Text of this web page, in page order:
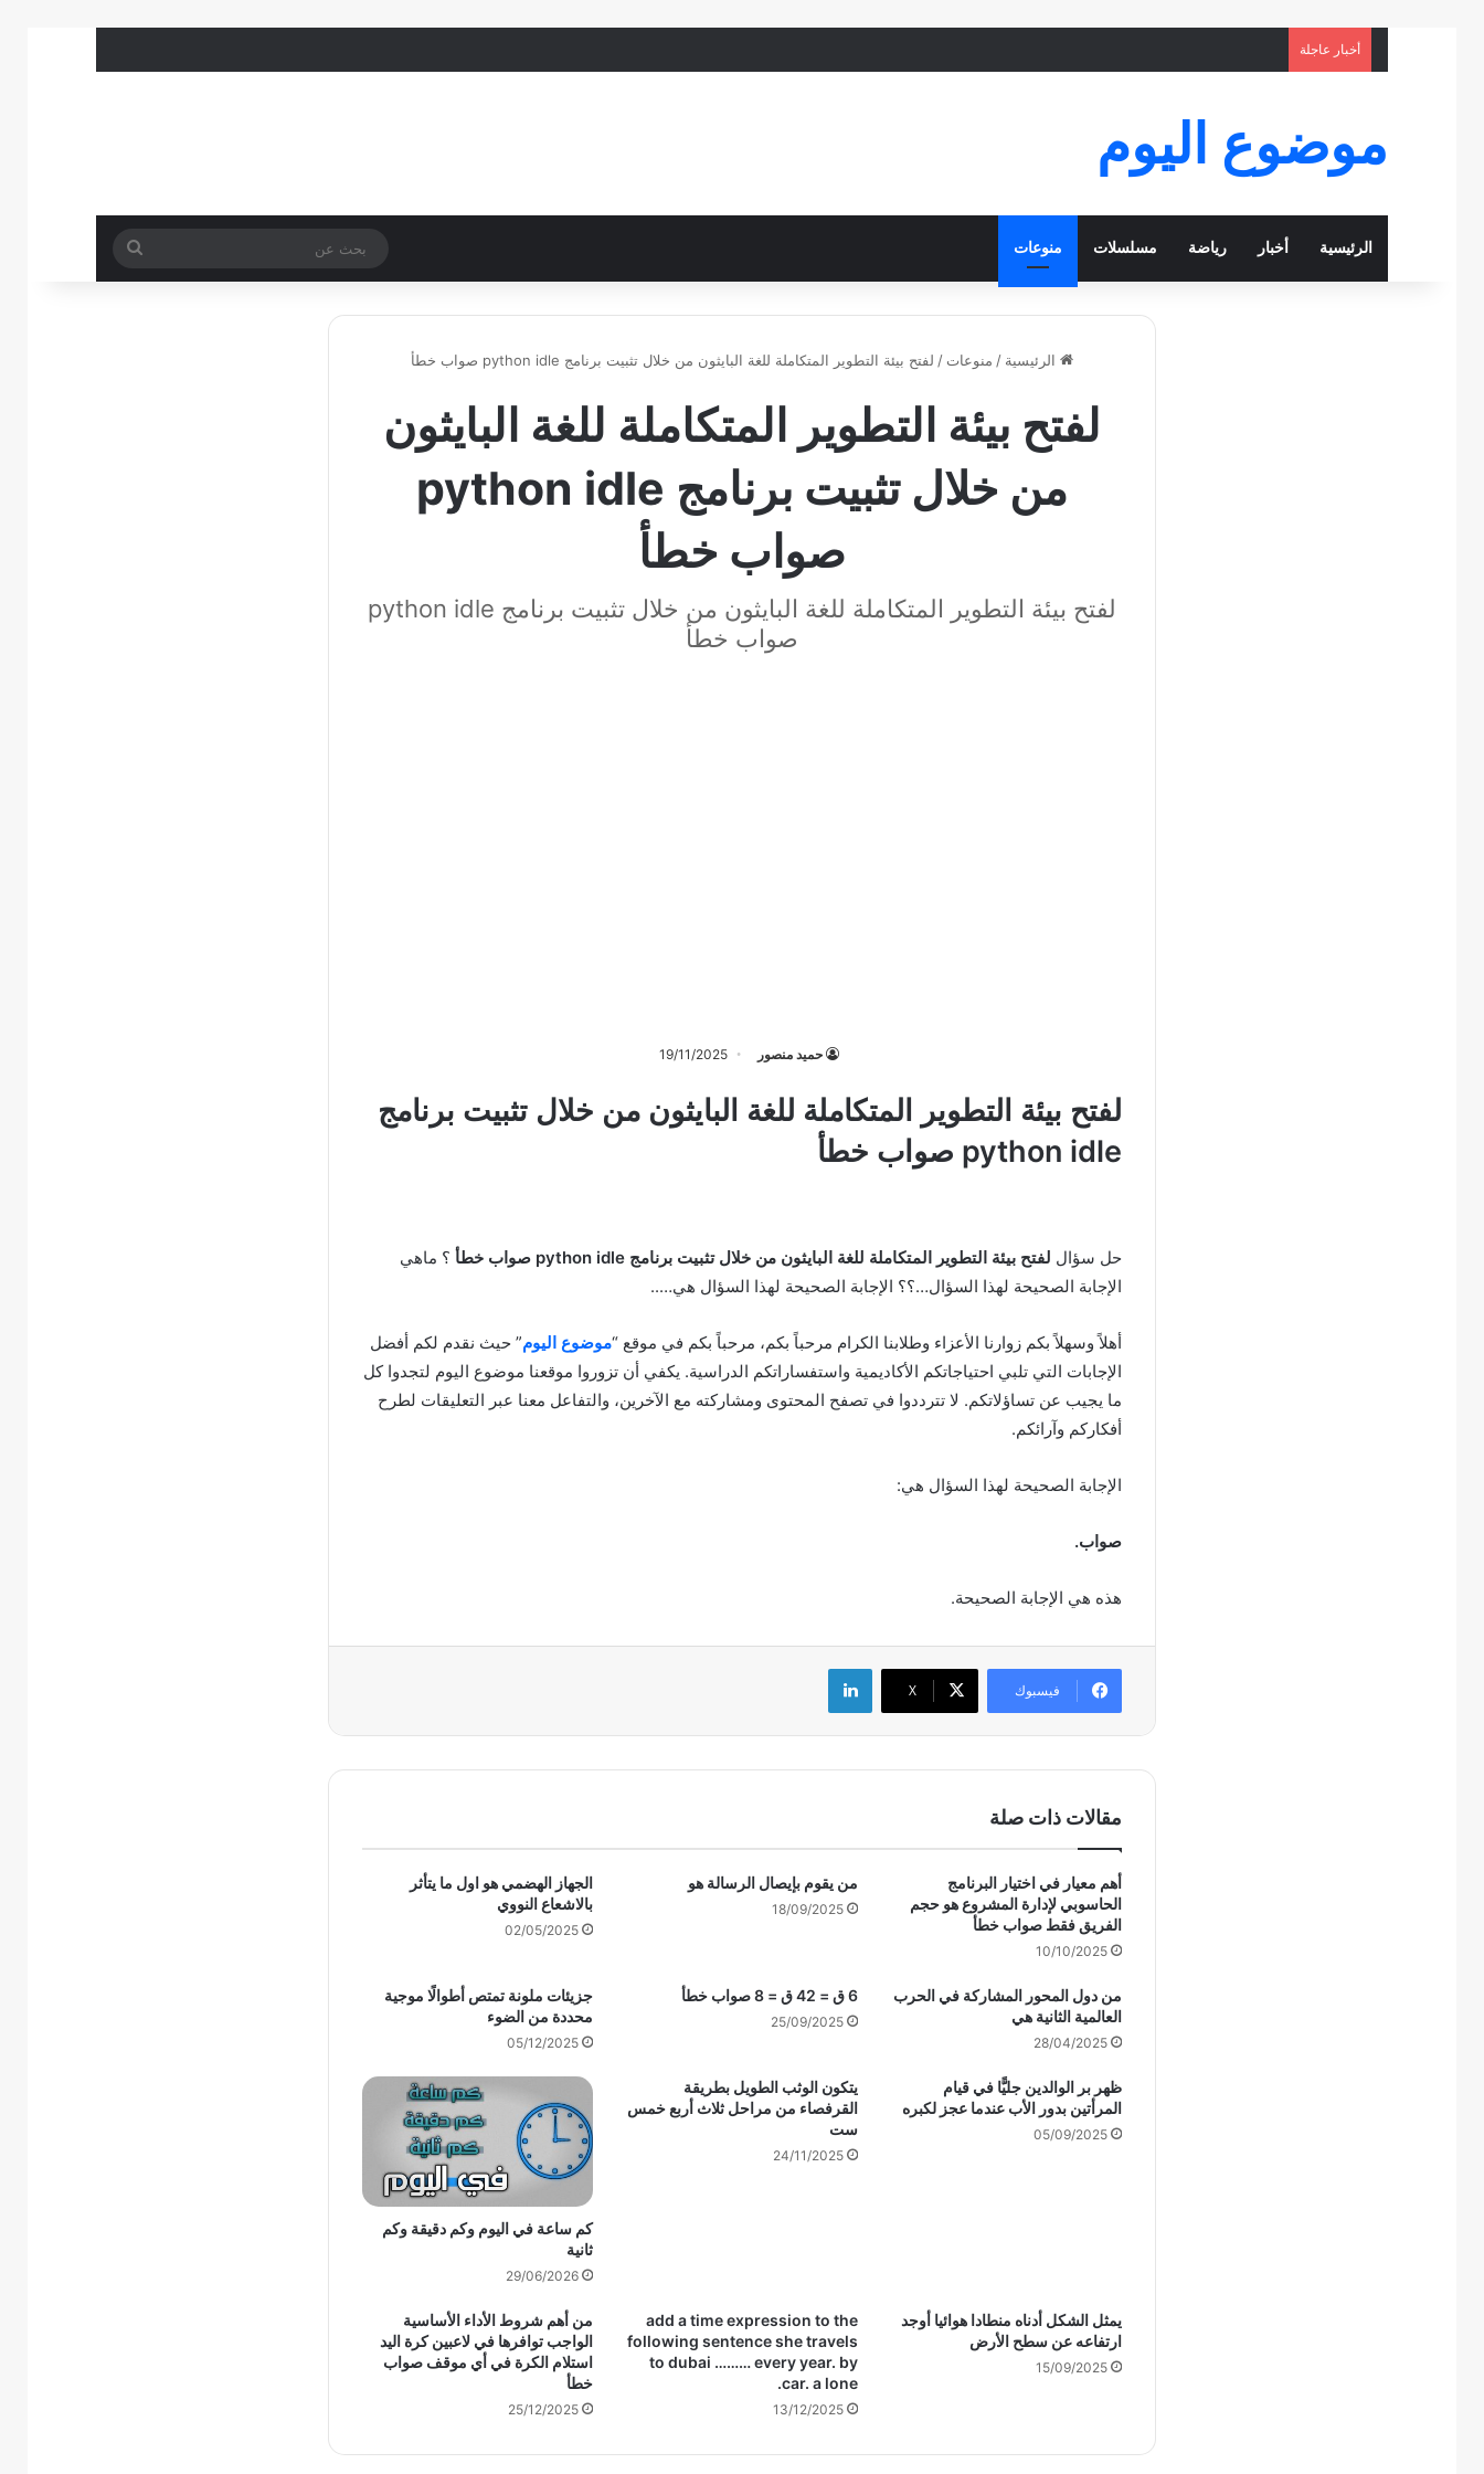
أخبار عاجلة
موضوع اليوم
الرئيسية أخبار رياضة مسلسلات منوعات
بحث
عن
الرئيسية / منوعات / لفتح بيئة التطوير المتكاملة للغة البايثون من خلال تثبيت برنامج python idle صواب خطأ
لفتح بيئة التطوير المتكاملة للغة البايثون
من خلال تثبيت برنامج python idle
صواب خطأ
لفتح بيئة التطوير المتكاملة للغة البايثون من خلال تثبيت برنامج python idle
صواب خطأ
حميد منصور 19/11/2025
لفتح بيئة التطوير المتكاملة للغة البايثون من خلال تثبيت برنامج
python idle صواب خطأ
حل سؤال لفتح بيئة التطوير المتكاملة للغة البايثون من خلال تثبيت برنامج python idle صواب خطأ
؟ ماهي
الإجابة الصحيحة لهذا السؤال…؟؟ الإجابة الصحيحة لهذا السؤال هي…..
أهلاً وسهلاً بكم زوارنا الأعزاء وطلابنا الكرام مرحباً بكم، مرحباً بكم في موقع “موضوع اليوم” حيث نقدم لكم أفضل
الإجابات التي تلبي احتياجاتكم الأكاديمية واستفساراتكم الدراسية. يكفي أن تزوروا موقعنا موضوع اليوم لتجدوا كل
ما يجيب عن تساؤلاتكم. لا تترددوا في تصفح المحتوى ومشاركته مع الآخرين، والتفاعل معنا عبر التعليقات لطرح
أفكاركم وآرائكم.
الإجابة الصحيحة لهذا السؤال هي:
صواب.
هذه هي الإجابة الصحيحة.
فيسبوك ‫X
لينكدإن
مقالات ذات صلة
أهم معيار في اختيار البرنامج
الحاسوبي لإدارة المشروع هو حجم
الفريق فقط صواب خطأ
10/10/2025
من يقوم بإيصال الرسالة هو
18/09/2025
الجهاز الهضمي هو اول ما يتأثر
بالاشعاع النووي
02/05/2025
من دول المحور المشاركة في الحرب
العالمية الثانية هي
28/04/2025
6 ق = 42 ق = 8 صواب خطأ
25/09/2025
جزيئات ملونة تمتص أطوالًا موجية
محددة من الضوء
05/12/2025
ظهر بر الوالدين جليًّا في قيام
المرأتين بدور الأب عندما عجز لكبره
05/09/2025
يتكون الوثب الطويل بطريقة
القرفصاء من مراحل ثلاث أربع خمس
ست
24/11/2025
كم ساعة في اليوم وكم دقيقة وكم
ثانية
29/06/2026
يمثل الشكل أدناه منطادا هوائيا أوجد
ارتفاعه عن سطح الأرض
15/09/2025
add a time expression to the
following sentence she travels
to dubai ……… every year. by
car. a lone.
13/12/2025
من أهم شروط الأداء الأساسية
الواجب توافرها في لاعبين كرة اليد
استلام الكرة في أي موقف صواب
خطأ
25/12/2025